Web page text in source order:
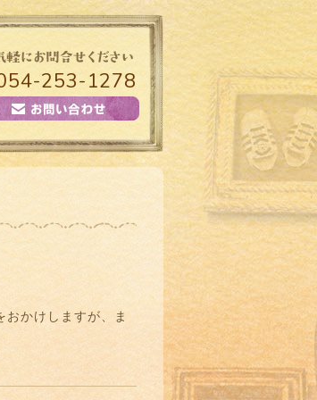
253-1278
かけしますが、ま